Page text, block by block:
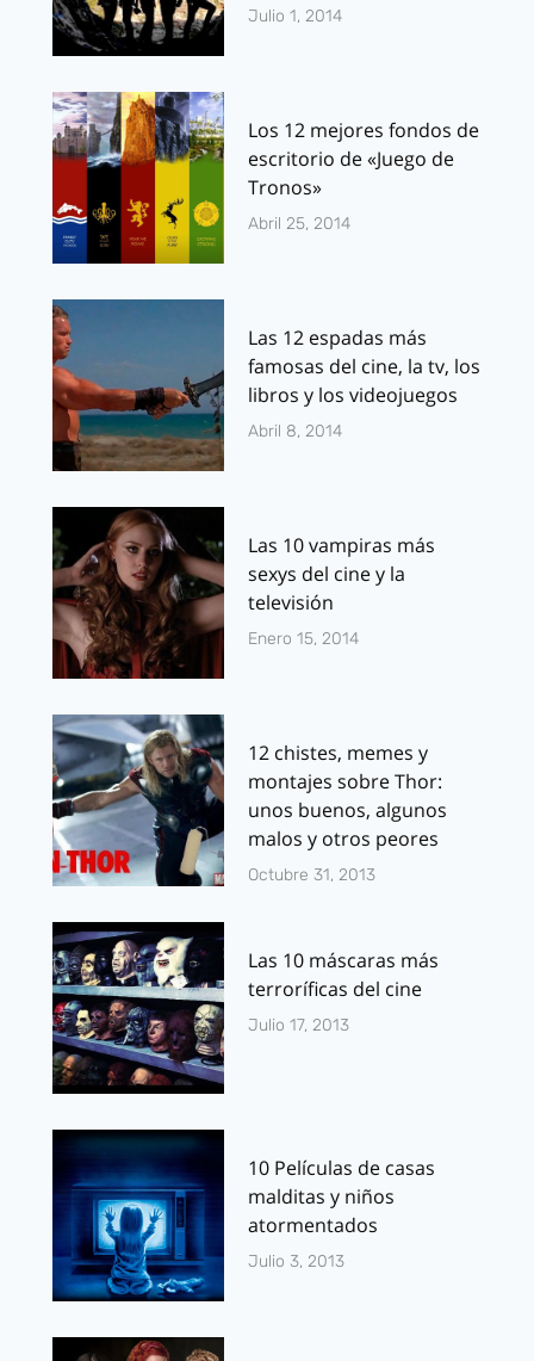
Julio 1, 2014
Los 12 mejores fondos de
escritorio de «Juego de
Tronos»
Abril 25, 2014
Las 12 espadas más
famosas del cine, la tv, los
libros y los videojuegos
Abril 8, 2014
Las 10 vampiras más
sexys del cine y la
televisión
Enero 15, 2014
12 chistes, memes y
montajes sobre Thor:
unos buenos, algunos
malos y otros peores
Octubre 31, 2013
Las 10 máscaras más
terroríficas del cine
Julio 17, 2013
10 Películas de casas
malditas y niños
atormentados
Julio 3, 2013